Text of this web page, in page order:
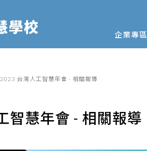
企業專區
台灣人工智慧年會 - 相關報導
智慧年會 - 相關報導